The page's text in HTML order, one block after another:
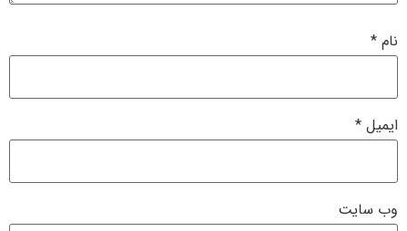
نام *
ایمیل *
وب‌ سایت